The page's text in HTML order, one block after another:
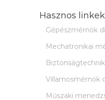
Hasznos linkek
Gépészmérnök
Mechatronikai
Villamosmérnök
Műszaki